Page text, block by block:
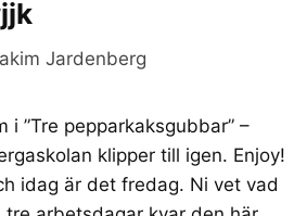
Jardenberg
i ”Tre pepparkaksgubbar” –
klipper till igen. Enjoy!
idag är det fredag. Ni vet vad